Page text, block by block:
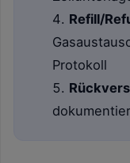
Refill/
Protokoll